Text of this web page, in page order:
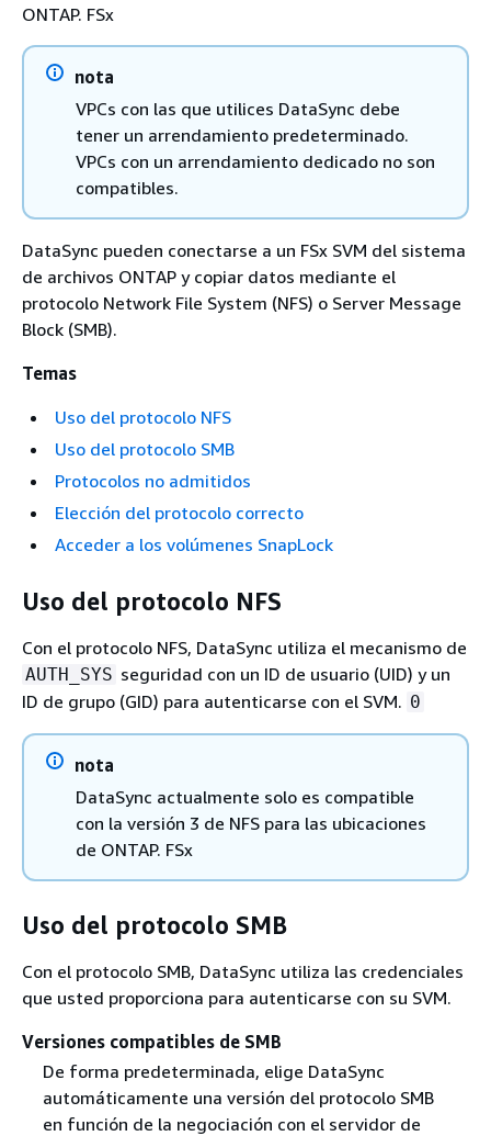
ONTAP. FSx
nota
VPCs con las que utilices DataSync debe
tener un arrendamiento predeterminado.
VPCs con un arrendamiento dedicado no son
compatibles.
DataSync pueden conectarse a un FSx SVM del sistema
de archivos ONTAP y copiar datos mediante el
protocolo Network File System (NFS) o Server Message
Block (SMB).
Temas
Uso del protocolo NFS
Uso del protocolo SMB
Protocolos no admitidos
Elección del protocolo correcto
Acceder a los volúmenes SnapLock
Uso del protocolo NFS
Con el protocolo NFS, DataSync utiliza el mecanismo de
AUTH_SYS seguridad con un ID de usuario (UID) y un
ID de grupo (GID) para autenticarse con el SVM. 0
nota
DataSync actualmente solo es compatible
con la versión 3 de NFS para las ubicaciones
de ONTAP. FSx
Uso del protocolo SMB
Con el protocolo SMB, DataSync utiliza las credenciales
que usted proporciona para autenticarse con su SVM.
Versiones compatibles de SMB
De forma predeterminada, elige DataSync
automáticamente una versión del protocolo SMB
en función de la negociación con el servidor de